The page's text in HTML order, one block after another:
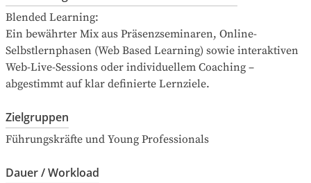
Blended Learning:
Ein bewährter Mix aus Präsenzseminaren, Online-
Selbstlernphasen (Web Based Learning) sowie interaktiven
Web-Live-Sessions oder individuellem Coaching –
abgestimmt auf klar definierte Lernziele.
Zielgruppen
Führungskräfte und Young Professionals
Dauer / Workload